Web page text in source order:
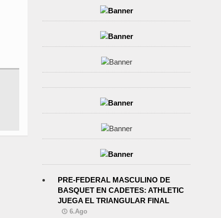
PRE-FEDERAL MASCULINO DE
BASQUET EN CADETES: ATHLETIC
JUEGA EL TRIANGULAR FINAL
6.Ago